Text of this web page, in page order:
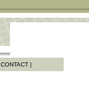
CONTACT|